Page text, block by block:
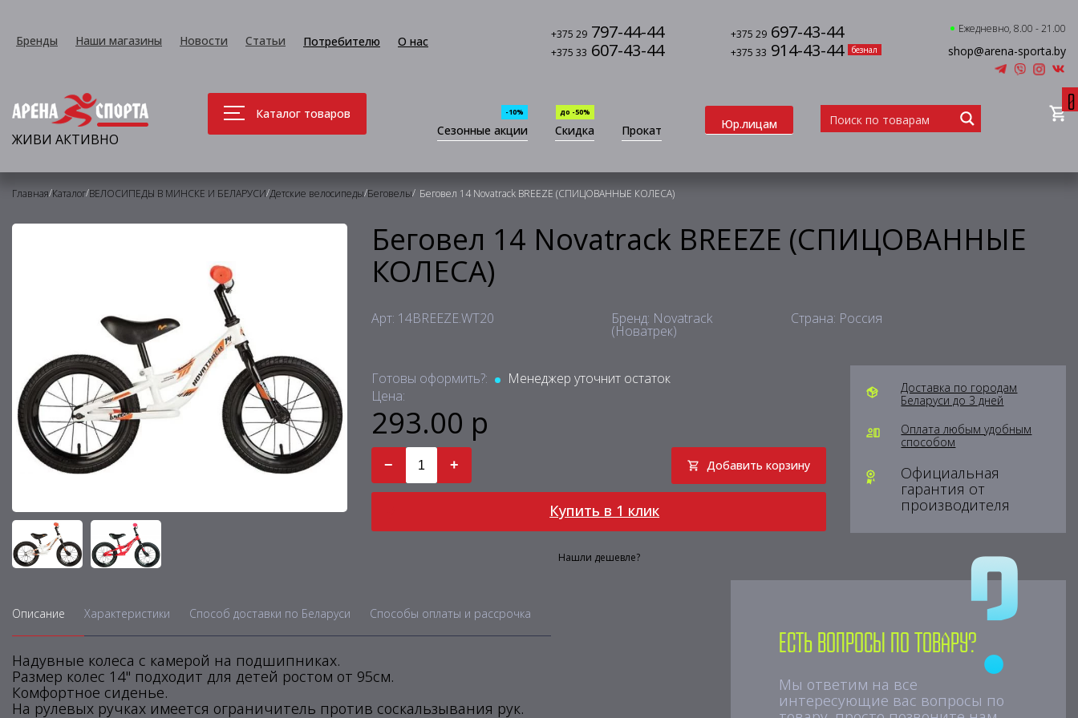
Бренды Наши магазины Новости Статьи Потребителю О нас +375 29 797-44-44 +375 29 697-43-44
+375 33 607-43-44 +375 33 914-43-44 безнал
Ежедневно, 8.00 - 21.00
shop@arena-sporta.by
ЖИВИ АКТИВНО
Каталог товаров
Сезонные акции
-10%
Скидка
до -50%
Прокат Юр.лицам
0
Главная/Каталог/ВЕЛОСИПЕДЫ В МИНСКЕ И БЕЛАРУСИ/Детские велосипеды/Беговелы/ Беговел 14 Novatrack BREEZE (СПИЦОВАННЫЕ КОЛЕСА)
Беговел 14 Novatrack BREEZE (СПИЦОВАННЫЕ
КОЛЕСА)
Арт: 14BREEZE.WT20 Бренд: Novatrack
(Новатрек)
Страна: Россия
Готовы оформить?:
Менеджер уточнит остаток
Цена:
293.00 р
− + Добавить корзину
Купить в 1 клик
Нашли дешевле?
Доставка по городам
Беларуси до 3 дней
Оплата любым удобным
способом
Официальная
гарантия от
производителя
Описание Характеристики Способ доставки по Беларуси Способы оплаты и рассрочка
Надувные колеса с камерой на подшипниках.
Размер колес 14" подходит для детей ростом от 95см.
Комфортное сиденье.
На рулевых ручках имеется ограничитель против соскальзывания рук.
Есть вопросы по товару?
Мы ответим на все
интересующие вас вопросы по